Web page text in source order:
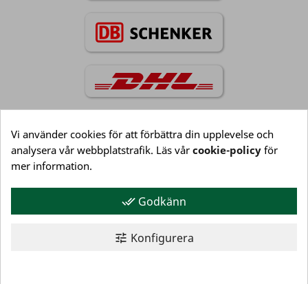
Information
Vi använder cookies för att förbättra din upplevelse och
analysera vår webbplatstrafik. Läs vår cookie-policy för
mer information.
done_all Godkänn
tune Konfigurera